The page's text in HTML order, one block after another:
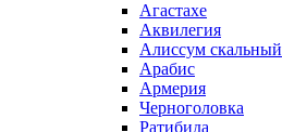
Агастахе
Аквилегия
Алиссум скальный
Арабис
Армерия
Черноголовка
Ратибида